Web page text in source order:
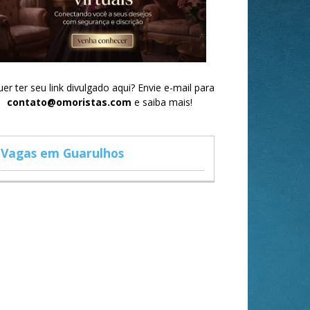
ter seu link divulgado aqui? Envie e-mail para
contato@omoristas.com e saiba mais!
Vagas em Guarulhos